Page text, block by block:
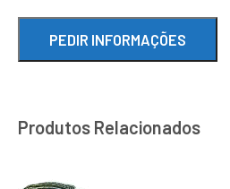
Produtos Relacionados